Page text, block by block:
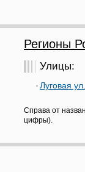
Регионы
Улицы:
Луговая ул.
Справа от
цифры).